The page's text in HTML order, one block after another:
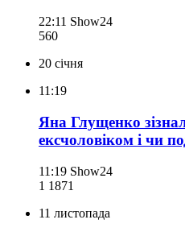
22:11 Show24
560
20 січня
11:19
Яна Глущенко
ексчоловіком і чи
11:19 Show24
1 1871
11 листопада